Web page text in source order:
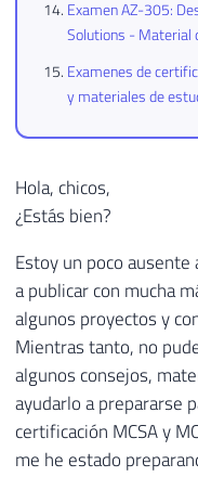
Examen AZ-305:
Solutions - Material
Examenes de
y materiales de
Hola, chicos,
¿Estás bien?
Estoy un poco
a publicar con mucha
algunos proyectos y
Mientras tanto, no
algunos consejos,
ayudarlo a prepararse
certificación MCSA y
me he estado